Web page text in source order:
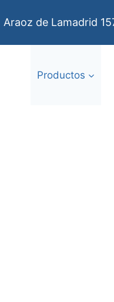
Araoz de Lamadrid
Productos